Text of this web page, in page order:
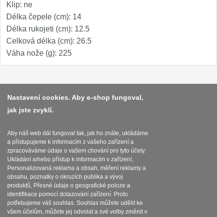
Speciální nože
Vrhací nože
Záchranářské
Ostření nožů
Ostřiče nožů
Brusné kameny 3
Doplňky a díly 4
Nože SEBURO
Sady nožů SEBURO 6
Klip: ne
Délka čepele (cm): 14
Délka rukojeti (cm): 12.5
Celková délka (cm): 26.5
Váha nože (g): 225
Platba a dodávka
Obchodní podmínky
Zasady zpracovani osobnich udaju
Reklamační řád
O nožích
Nastavení cookies. Aby e-shop fungoval,
jak jste zvyklí.
Aby náš web dál fungoval tak, jak ho znáte, ukládáme
a přistupujeme k informacím z vašeho zařízení a
zpracováváme údaje o vašem chování pro tyto účely:
Ukládání a/nebo přístup k informacím v zařízení,
Personalizovaná reklama a obsah, měření reklamy a
obsahu, poznatky o okruzích publika a vývoj
produktů, Přesné údaje o geografické poloze a
identifikace pomocí dotazování zařízení. Proto
potřebujeme váš souhlas. Souhlas můžete udělit ke
všem účelům, můžete jej odvolat a své volby změnit v